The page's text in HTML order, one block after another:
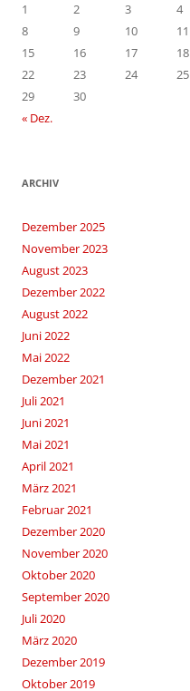
1
2 3 4
8
9 10 11
15
16 17 18
22
23 24 25
29
30
« Dez.
ARCHIV
Dezember 2025
November 2023
August 2023
Dezember 2022
August 2022
Juni 2022
Mai 2022
Dezember 2021
Juli 2021
Juni 2021
Mai 2021
April 2021
März 2021
Februar 2021
Dezember 2020
November 2020
Oktober 2020
September 2020
Juli 2020
März 2020
Dezember 2019
Oktober 2019